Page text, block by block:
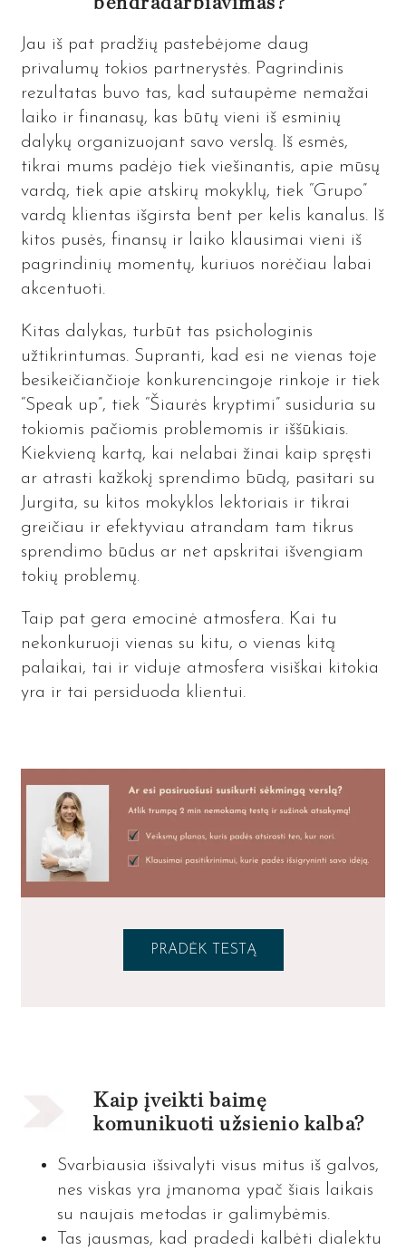
Jau iš pat pradžių pastebėjome daug
privalumų tokios partnerystės. Pagrindinis
rezultatas buvo tas, kad sutaupėme nemažai
laiko ir finanasų, kas būtų vieni iš esminių
dalykų organizuojant savo verslą. Iš esmės,
tikrai mums padėjo tiek viešinantis, apie mūsų
vardą, tiek apie atskirų mokyklų, tiek “Grupo”
vardą klientas išgirsta bent per kelis kanalus. Iš
kitos pusės, finansų ir laiko klausimai vieni iš
pagrindinių momentų, kuriuos norėčiau labai
akcentuoti.
Kitas dalykas, turbūt tas psichologinis
užtikrintumas. Supranti, kad esi ne vienas toje
besikeičiančioje konkurencingoje rinkoje ir tiek
“Speak up”, tiek “Šiaurės kryptimi” susiduria su
tokiomis pačiomis problemomis ir iššūkiais.
Kiekvieną kartą, kai nelabai žinai kaip spręsti
ar atrasti kažkokį sprendimo būdą, pasitari su
Jurgita, su kitos mokyklos lektoriais ir tikrai
greičiau ir efektyviau atrandam tam tikrus
sprendimo būdus ar net apskritai išvengiam
tokių problemų.
Taip pat gera emocinė atmosfera. Kai tu
nekonkuruoji vienas su kitu, o vienas kitą
palaikai, tai ir viduje atmosfera visiškai kitokia
yra ir tai persiduoda klientui.
PRADĖK TESTĄ
Kaip įveikti baimę
komunikuoti užsienio kalba?
Svarbiausia išsivalyti visus mitus iš galvos,
nes viskas yra įmanoma ypač šiais laikais
su naujais metodas ir galimybėmis.
Tas jausmas, kad pradedi kalbėti dialektu